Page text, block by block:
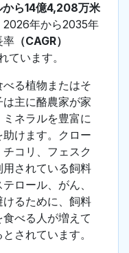
ら14億4,208万米
2026年から2035年
率 （CAGR）
ています。
る植物またはそ
主に酪農家が家
ネラルを豊富に
けます。クロー
コリ、フェスク
されている飼料
ロール、がん、
るために、飼料
べる人が増えて
されています。